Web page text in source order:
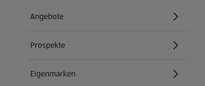
Angebote
Prospekte
Eigenmarken